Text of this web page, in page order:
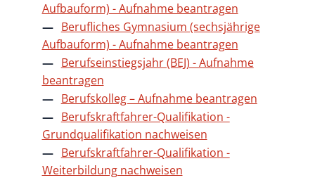
Aufbauform) - Aufnahme beantragen
Berufliches Gymnasium (sechsjährige
Aufbauform) - Aufnahme beantragen
Berufseinstiegsjahr (BEJ) - Aufnahme
beantragen
Berufskolleg – Aufnahme beantragen
Berufskraftfahrer-Qualifikation -
Grundqualifikation nachweisen
Berufskraftfahrer-Qualifikation -
Weiterbildung nachweisen